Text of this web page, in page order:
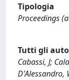
Tipologia
Proceedings
Tutti gli
Cabassi, J;
D'Alessandro,